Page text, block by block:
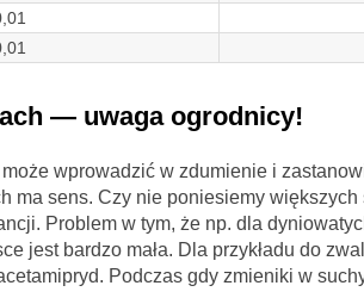
— uwaga ogrodnicy!
wprowadzić w zdumienie i
ma sens. Czy nie poniesiemy
Problem w tym, że np. dla
jest bardzo mała. Dla przykładu do
Podczas gdy zmieniki w